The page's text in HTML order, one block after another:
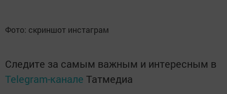
Фото: скриншот инстаграм
Следите за самым важным и интересным в
Telegram-канале Татмедиа